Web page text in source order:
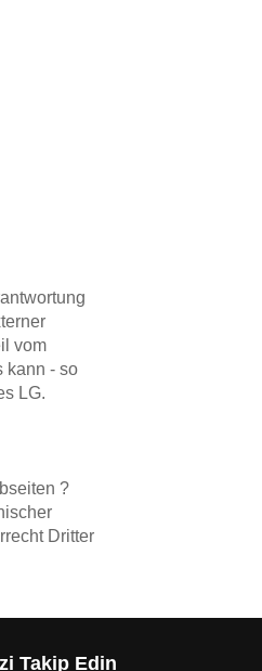
vom
kann - so
LG.
?
Dritter
Takip Edin